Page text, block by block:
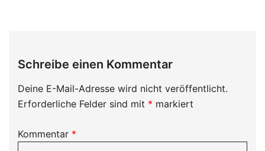
Schreibe einen Kommentar
Deine E-Mail-Adresse wird nicht veröffentlicht.
Erforderliche Felder sind mit * markiert
Kommentar *